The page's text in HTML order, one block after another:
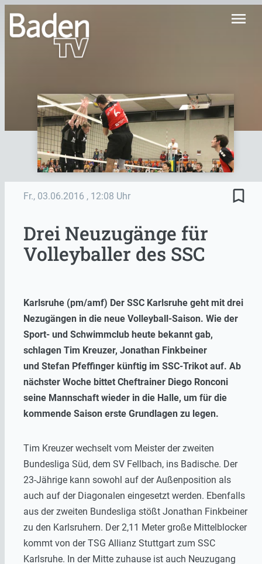
menu
Fr., 03.06.2016 , 12:08 Uhr bookmark_border
Drei Neuzugänge für
Volleyballer des SSC
Karlsruhe (pm/amf) Der SSC Karlsruhe geht mit drei
Nezugängen in die neue Volleyball-Saison. Wie der
Sport- und Schwimmclub heute bekannt gab,
schlagen Tim Kreuzer, Jonathan Finkbeiner
und Stefan Pfeffinger künftig im SSC-Trikot auf. Ab
nächster Woche bittet Cheftrainer Diego Ronconi
seine Mannschaft wieder in die Halle, um für die
kommende Saison erste Grundlagen zu legen.
Tim Kreuzer wechselt vom Meister der zweiten
Bundesliga Süd, dem SV Fellbach, ins Badische. Der
23-Jährige kann sowohl auf der Außenposition als
auch auf der Diagonalen eingesetzt werden. Ebenfalls
aus der zweiten Bundesliga stößt Jonathan Finkbeiner
zu den Karlsruhern. Der 2,11 Meter große Mittelblocker
kommt von der TSG Allianz Stuttgart zum SSC
Karlsruhe. In der Mitte zuhause ist auch Neuzugang